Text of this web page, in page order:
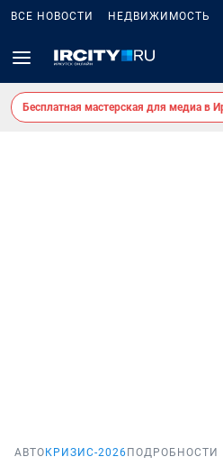
ВСЕ НОВОСТИ НЕДВИЖИМОСТЬ
Бесплатная мастерская для медиа в
АВТО КРИЗИС-2026 ПОДРОБНОСТИ